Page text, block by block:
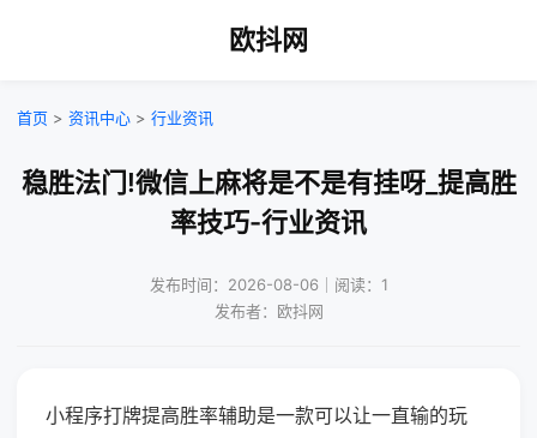
欧抖网
首页 > 资讯中心 > 行业资讯
稳胜法门!微信上麻将是不是有挂呀_提高胜
率技巧-行业资讯
发布时间：2026-08-06｜阅读：1
发布者：欧抖网
小程序打牌提高胜率辅助是一款可以让一直输的玩